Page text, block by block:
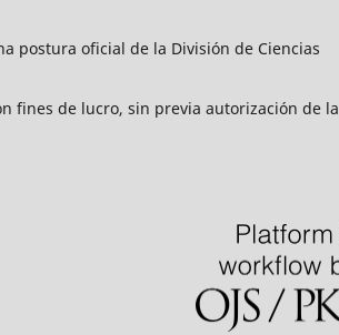
postura oficial de la División de Ciencias
fines de lucro, sin previa autorización de la